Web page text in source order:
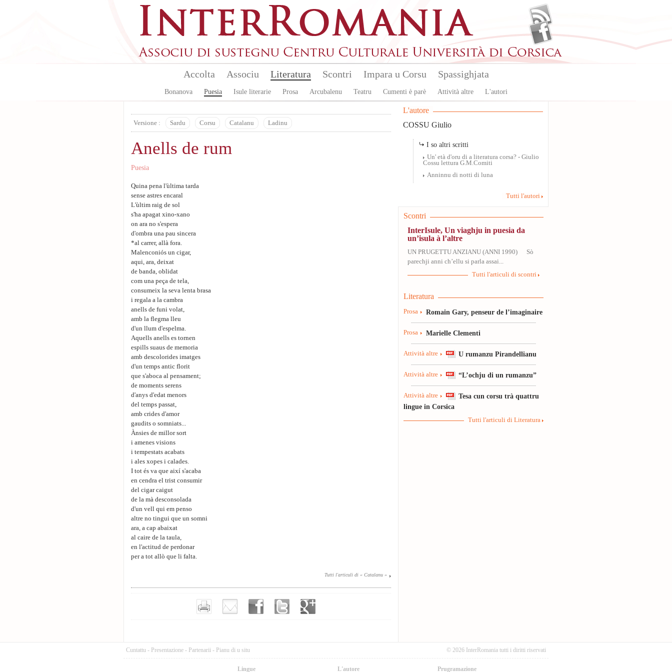
Accolta Associu Literatura
Bonanova Puesia Isule literarie Prosa Arcubalenu Teatru Cumenti è parè Attività altre L'autori
Scontri Impara u Corsu Spassighjata
Versione : Sardu Corsu Catalanu Ladinu
Anells de rum
Puesia
Quina pena l'ùltima tarda
sense astres encaral
L'ùltim raig de sol
s'ha apagat xino-xano
on ara no s'espera
d'ombra una pau sincera
*al carrer, allà fora.
Malenconiós un cigar,
aqui, ara, deixat
de banda, oblidat
com una peça de tela,
consumeix la seva lenta brasa
i regala a la cambra
anells de funi volat,
amb la flegma lleu
d'un llum d'espelma.
Aquells anells es tornen
espills suaus de memoria
amb descolorides imatges
d'un temps antic florit
que s'aboca al pensament;
de moments serens
d'anys d'edat menors
del temps passat,
amb crides d'amor
gaudits o somniats...
Ànsies de millor sort
i amenes visions
i tempestats acabats
i ales xopes i calades.
I tot és va que així s'acaba
en cendra el trist consumir
del cigar caigut
de la mà desconsolada
d'un vell qui em penso
altre no tingui que un somni
ara, a cap abaixat
al caire de la taula,
en l'actitud de perdonar
per a tot allò que li falta.
Tutti l'articuli di « Catalanu »
L'autore
COSSU Giulio
I so altri scritti
Un' età d'oru di a literatura corsa? - Giulio
Cossu lettura G.M.Comiti
Anninnu di notti di luna
Tutti l'autori
Scontri
InterIsule, Un viaghju in puesia da
un’isula à l’altre
UN PRUGETTU ANZIANU (ANNI 1990) Sò
parechji anni ch’ellu si parla assai...
Tutti l'articuli di scontri
Literatura
Prosa Romain Gary, penseur de l’imaginaire
Prosa Marielle Clementi
Attività altre U rumanzu Pirandellianu
Attività altre “L’ochju di un rumanzu”
Attività altre
Tesa cun corsu trà quattru
lingue in Corsica
Tutti l'articuli di Literatura
Cuntattu - Presentazione - Partenarii - Pianu di u situ © 2026 InterRomania tutti i diritti riservati
Lingue L'autore Prugramazione